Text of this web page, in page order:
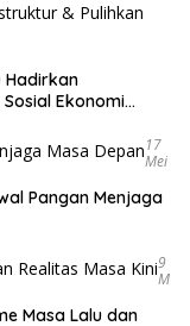
Hadirkan
Ekonomi
17
Mei
Pangan Menjaga
9
M
Masa Lalu dan